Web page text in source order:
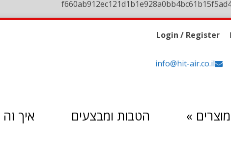
Login / Register
info@hit-air.co.il
איך הטבות ומבצעים מוצרים »